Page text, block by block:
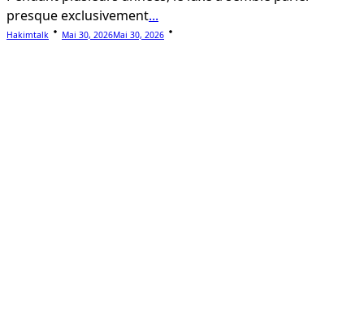
presque exclusivement...
Hakimtalk Mai 30, 2026Mai 30, 2026